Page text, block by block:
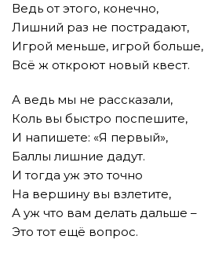
Ведь от этого, конечно,
Лишний раз не пострадают,
Игрой меньше, игрой больше,
Всё ж откроют новый квест.
А ведь мы не рассказали,
Коль вы быстро поспешите,
И напишете: «Я первый»,
Баллы лишние дадут.
И тогда уж это точно
На вершину вы взлетите,
А уж что вам делать дальше –
Это тот ещё вопрос.